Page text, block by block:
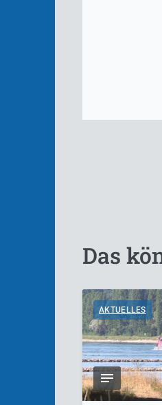
Das
AKTUELLES